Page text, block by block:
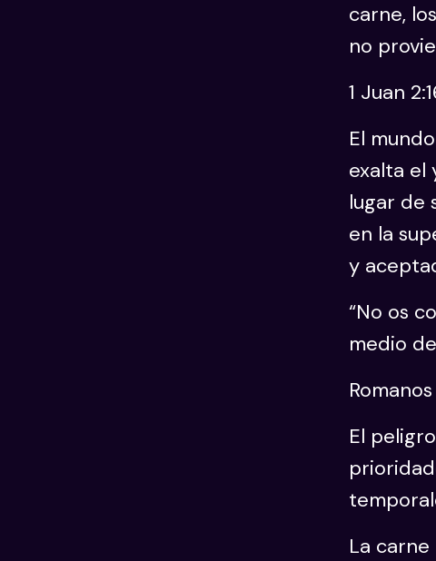
carne,
no
1 Juan
El
exalta el
lugar de
en la
y
“No os
medio
El
La